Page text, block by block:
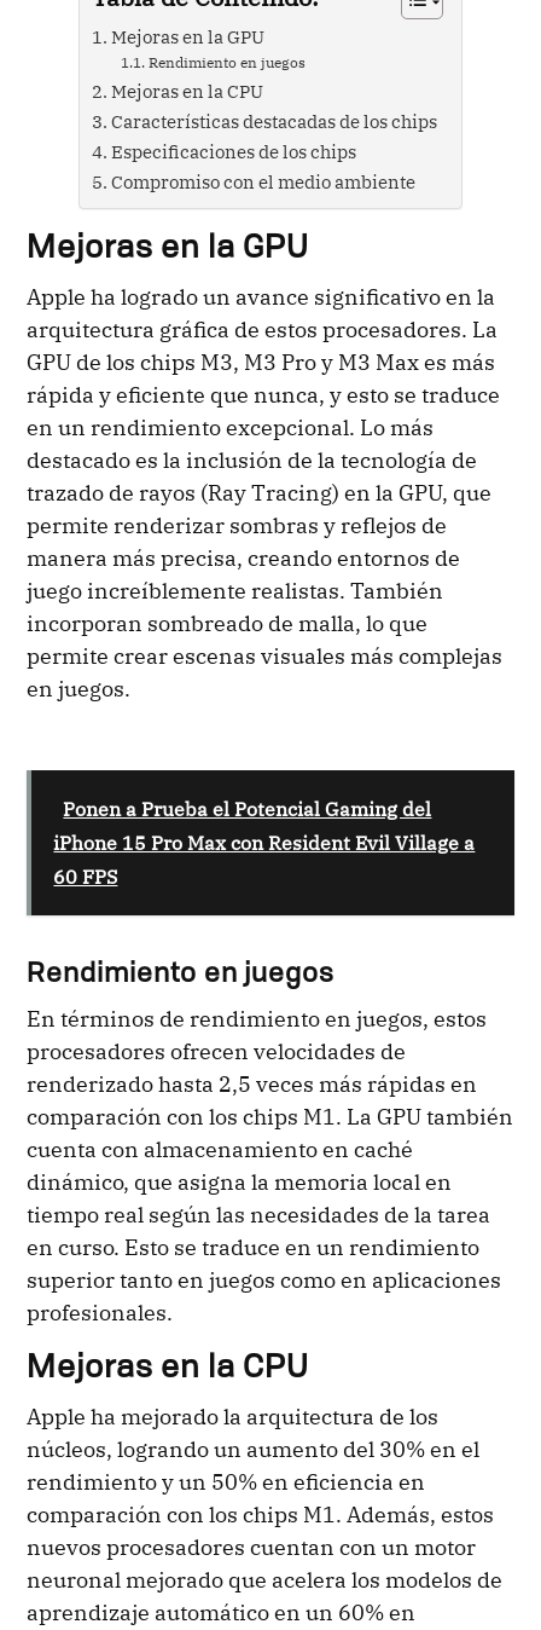
Mejoras en la GPU
Rendimiento en juegos
Mejoras en la CPU
Características destacadas de los chips
Especificaciones de los chips
Compromiso con el medio ambiente
Mejoras en la GPU
Apple ha logrado un avance significativo en la
arquitectura gráfica de estos procesadores. La
GPU de los chips M3, M3 Pro y M3 Max es más
rápida y eficiente que nunca, y esto se traduce
en un rendimiento excepcional. Lo más
destacado es la inclusión de la tecnología de
trazado de rayos (Ray Tracing) en la GPU, que
permite renderizar sombras y reflejos de
manera más precisa, creando entornos de
juego increíblemente realistas. También
incorporan sombreado de malla, lo que
permite crear escenas visuales más complejas
en juegos.
Ponen a Prueba el Potencial Gaming del
iPhone 15 Pro Max con Resident Evil Village a
60 FPS
Rendimiento en juegos
En términos de rendimiento en juegos, estos
procesadores ofrecen velocidades de
renderizado hasta 2,5 veces más rápidas en
comparación con los chips M1. La GPU también
cuenta con almacenamiento en caché
dinámico, que asigna la memoria local en
tiempo real según las necesidades de la tarea
en curso. Esto se traduce en un rendimiento
superior tanto en juegos como en aplicaciones
profesionales.
Mejoras en la CPU
Apple ha mejorado la arquitectura de los
núcleos, logrando un aumento del 30% en el
rendimiento y un 50% en eficiencia en
comparación con los chips M1. Además, estos
nuevos procesadores cuentan con un motor
neuronal mejorado que acelera los modelos de
aprendizaje automático en un 60% en